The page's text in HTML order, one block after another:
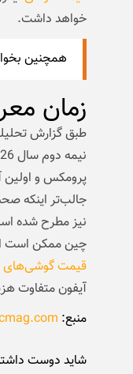
خواهد داشت.
همچنین
زمان
پرومکس و اولین
نیز مطرح شده
چین ممکن است
قیمت گوشی‌های
آیفون متفاوت
منبع:
شاید دوست